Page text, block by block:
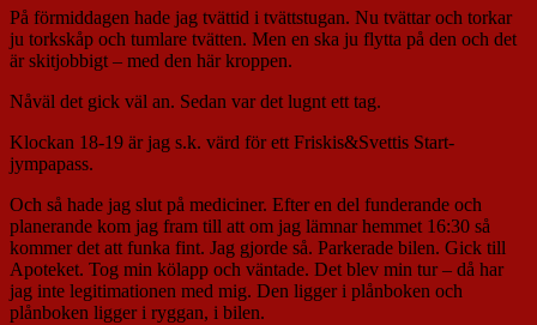
På förmiddagen hade jag tvättid i tvättstugan. Nu tvättar och torkar
ju torkskåp och tumlare tvätten. Men en ska ju flytta på den och det
är skitjobbigt – med den här kroppen.
Nåväl det gick väl an. Sedan var det lugnt ett tag.
Klockan 18-19 är jag s.k. värd för ett Friskis&Svettis Start-
jympapass.
Och så hade jag slut på mediciner. Efter en del funderande och
planerande kom jag fram till att om jag lämnar hemmet 16:30 så
kommer det att funka fint. Jag gjorde så. Parkerade bilen. Gick till
Apoteket. Tog min kölapp och väntade. Det blev min tur – då har
jag inte legitimationen med mig. Den ligger i plånboken och
plånboken ligger i ryggan, i bilen.